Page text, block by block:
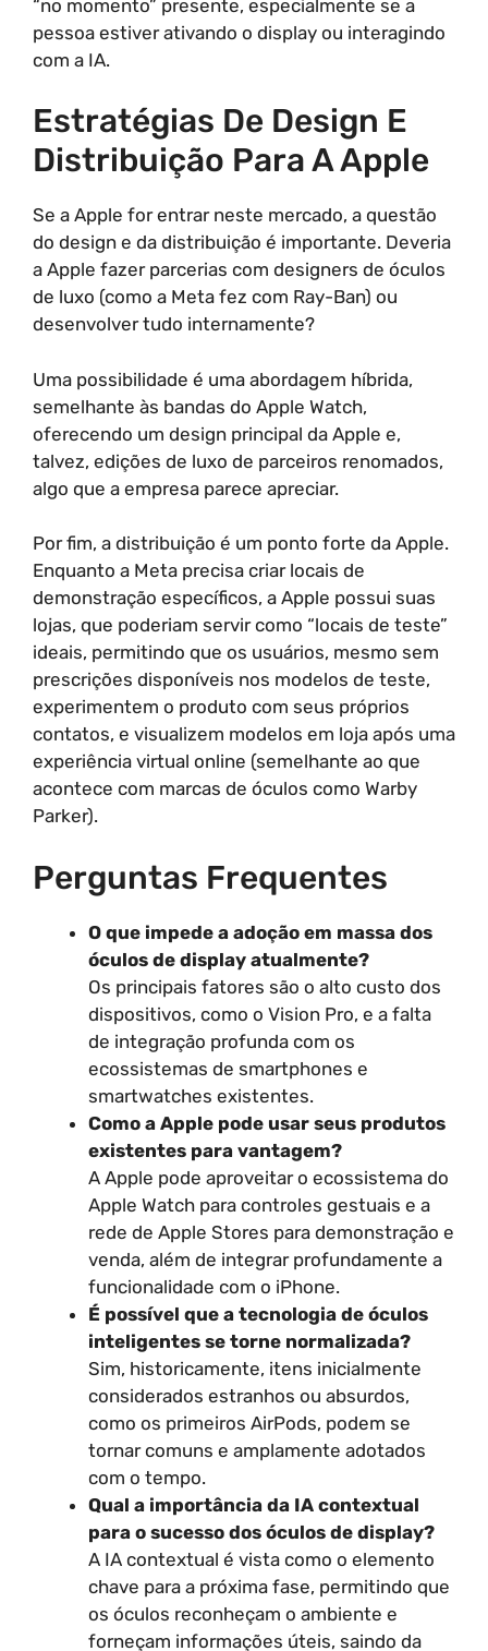
“no momento” presente, especialmente se a
pessoa estiver ativando o display ou interagindo
com a IA.
Estratégias De Design E
Distribuição Para A Apple
Se a Apple for entrar neste mercado, a questão
do design e da distribuição é importante. Deveria
a Apple fazer parcerias com designers de óculos
de luxo (como a Meta fez com Ray-Ban) ou
desenvolver tudo internamente?
Uma possibilidade é uma abordagem híbrida,
semelhante às bandas do Apple Watch,
oferecendo um design principal da Apple e,
talvez, edições de luxo de parceiros renomados,
algo que a empresa parece apreciar.
Por fim, a distribuição é um ponto forte da Apple.
Enquanto a Meta precisa criar locais de
demonstração específicos, a Apple possui suas
lojas, que poderiam servir como “locais de teste”
ideais, permitindo que os usuários, mesmo sem
prescrições disponíveis nos modelos de teste,
experimentem o produto com seus próprios
contatos, e visualizem modelos em loja após uma
experiência virtual online (semelhante ao que
acontece com marcas de óculos como Warby
Parker).
Perguntas Frequentes
O que impede a adoção em massa dos
óculos de display atualmente?
Os principais fatores são o alto custo dos
dispositivos, como o Vision Pro, e a falta
de integração profunda com os
ecossistemas de smartphones e
smartwatches existentes.
Como a Apple pode usar seus produtos
existentes para vantagem?
A Apple pode aproveitar o ecossistema do
Apple Watch para controles gestuais e a
rede de Apple Stores para demonstração e
venda, além de integrar profundamente a
funcionalidade com o iPhone.
É possível que a tecnologia de óculos
inteligentes se torne normalizada?
Sim, historicamente, itens inicialmente
considerados estranhos ou absurdos,
como os primeiros AirPods, podem se
tornar comuns e amplamente adotados
com o tempo.
Qual a importância da IA contextual
para o sucesso dos óculos de display?
A IA contextual é vista como o elemento
chave para a próxima fase, permitindo que
os óculos reconheçam o ambiente e
forneçam informações úteis, saindo da